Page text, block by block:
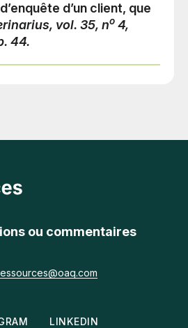
d’un client, que
vol. 35, no4,
44.
LINKEDIN
ou commentaires